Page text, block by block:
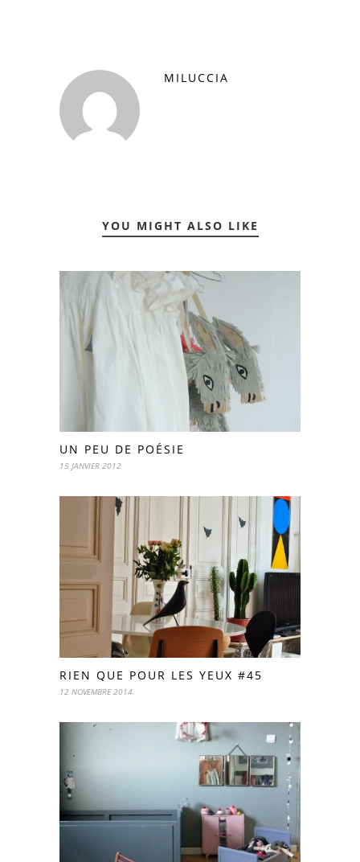
MILUCCIA
YOU MIGHT ALSO LIKE
UN PEU DE POÉSIE
15 JANVIER 2012
RIEN QUE POUR LES YEUX #45
12 NOVEMBRE 2014